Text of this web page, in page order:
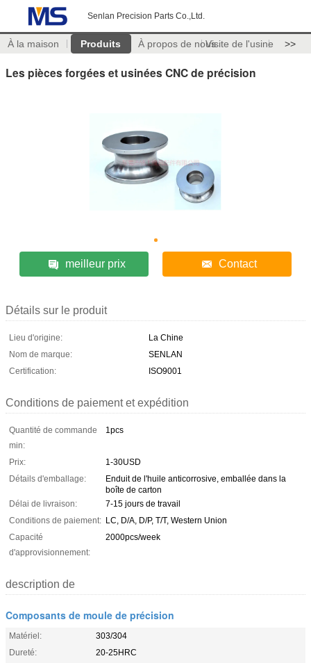
Senlan Precision Parts Co.,Ltd.
À la maison Produits À propos de nousVisite de l'usine >>
Les pièces forgées et usinées CNC de précision
meilleur prix Contact
Détails sur le produit
Lieu d'origine:
La Chine
Nom de marque:
SENLAN
Certification:
ISO9001
Conditions de paiement et expédition
Quantité de commande
min:
1pcs
Prix:
1-30USD
Détails d'emballage:
Enduit de l'huile anticorrosive, emballée dans la
boîte de carton
Délai de livraison:
7-15 jours de travail
Conditions de paiement: LC, D/A, D/P, T/T, Western Union
Capacité
d'approvisionnement:
2000pcs/week
description de
Composants de moule de précision
Matériel:
303/304
Dureté:
20-25HRC